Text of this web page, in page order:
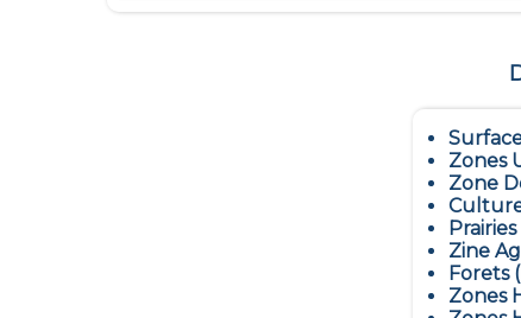
Zones
Zone
Prairies
Zine
Forets
Zones